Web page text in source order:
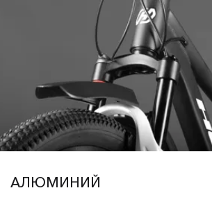
АЛЮМИНИЙ